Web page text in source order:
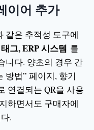
이어 추가
같은 추적성 도구에
그, ERP 시스템 를
니다. 양초의 경우 간
방법” 페이지, 향기
연결되는 QR을 사용
하면서도 구매자에
.